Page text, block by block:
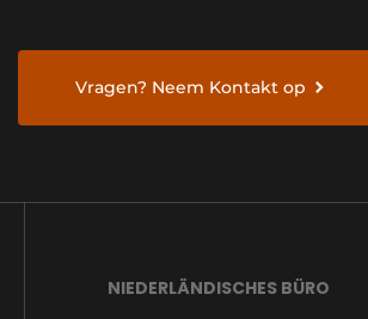
Vragen? Neem Kontakt op
NIEDERLÄNDISCHES BÜRO